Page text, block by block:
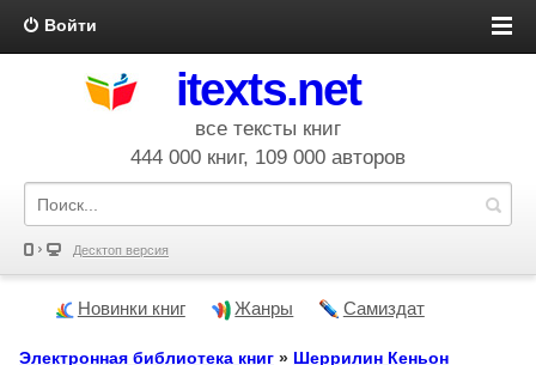
Войти
itexts.net
все тексты книг
444 000 книг, 109 000 авторов
Десктоп версия
Новинки книг Жанры Самиздат
Электронная библиотека книг » Шеррилин Кеньон